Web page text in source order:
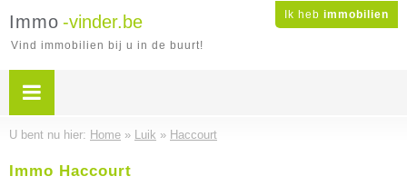
Ik heb immobilien
Immo -vinder.be
Vind immobilien bij u in de buurt!
U bent nu hier: Home » Luik » Haccourt
Immo Haccourt